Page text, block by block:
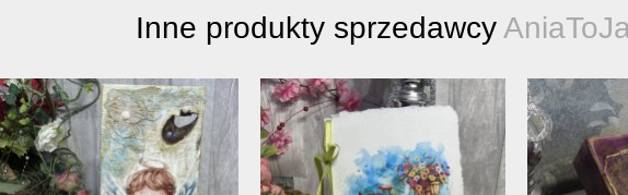
Inne produkty sprzedawcy